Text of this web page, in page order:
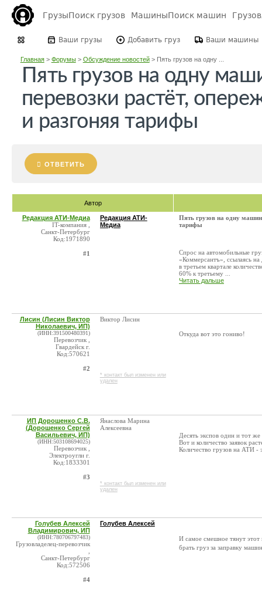
ГрузыПоиск грузов МашиныПоиск машин
Ваши грузы Добавить груз Ваши машины
Главная> Форумы> Обсуждение новостей> Пять грузов на одну ...
Пять грузов на одну
перевозки растёт,
и разгоняя тарифы
ОТВЕТИТЬ
Автор
Редакция АТИ-Медиа
IT-компания ,
Санкт-Петербург
Код:1971890
#1
Редакция АТИ-
Медиа
Пять грузов на одну
тарифы
Спрос на автомобильные
«Коммерсантъ», ссылаясь
в третьем квартале
60% к третьему ...
Читать дальше
Лисин (Лисин Виктор
Николаевич, ИП)
(ИНН:391500480391)
Перевозчик ,
Гвардейск г.
Код:570621
#2
Виктор Лисин
* контакт был изменен или
удален
Откуда вот это гониво!
ИП Дорошенко С.В.
(Дорошенко Сергей
Васильевич, ИП)
(ИНН:503108694025)
Перевозчик ,
Электроугли г.
Код:1833301
#3
Янаслова Марина
Алексеевна
* контакт был изменен или
удален
Десять экспов один и тот
Вот и количество заявок
Количество грузов на АТИ -
Голубев Алексей
Владимирович, ИП
(ИНН:780706797483)
Грузовладелец-перевозчик
Санкт-Петербург
Код:572506
#4
Голубев Алексей
И самое смешное тянут
брать груз за заправку